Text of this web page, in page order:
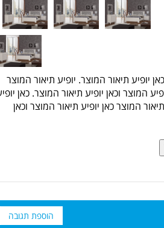
יופיע תיאור המוצר. יופיע תיאור המוצר
המוצר וכאן יופיע תיאור המוצר. כאן
המוצר כאן יופיע תיאור המוצר וכאן
הוספת תגובה